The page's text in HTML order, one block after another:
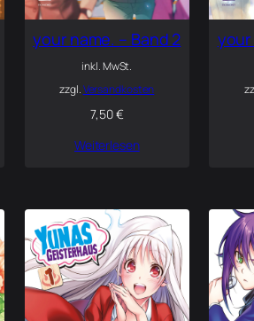
your name. – Band 2
inkl. MwSt.
zzgl.Versandkosten
7,50€
Weiterlesen
your